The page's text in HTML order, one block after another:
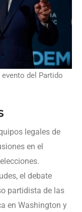
del Partido
legales de
en el
el debate
partidista de las
en Washington y